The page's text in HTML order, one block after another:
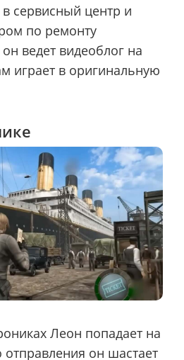
сервисный центр и
по ремонту
ведет видеоблог на
играет в оригинальную
Леон попадает на
он шастает